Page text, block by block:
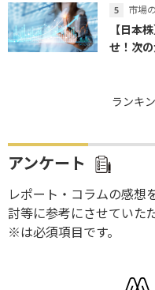
市場の
【日本
せ！次
ランキ
アンケート
レポート・コラムの感想
討等に参考にさせていた
※は必須項目です。